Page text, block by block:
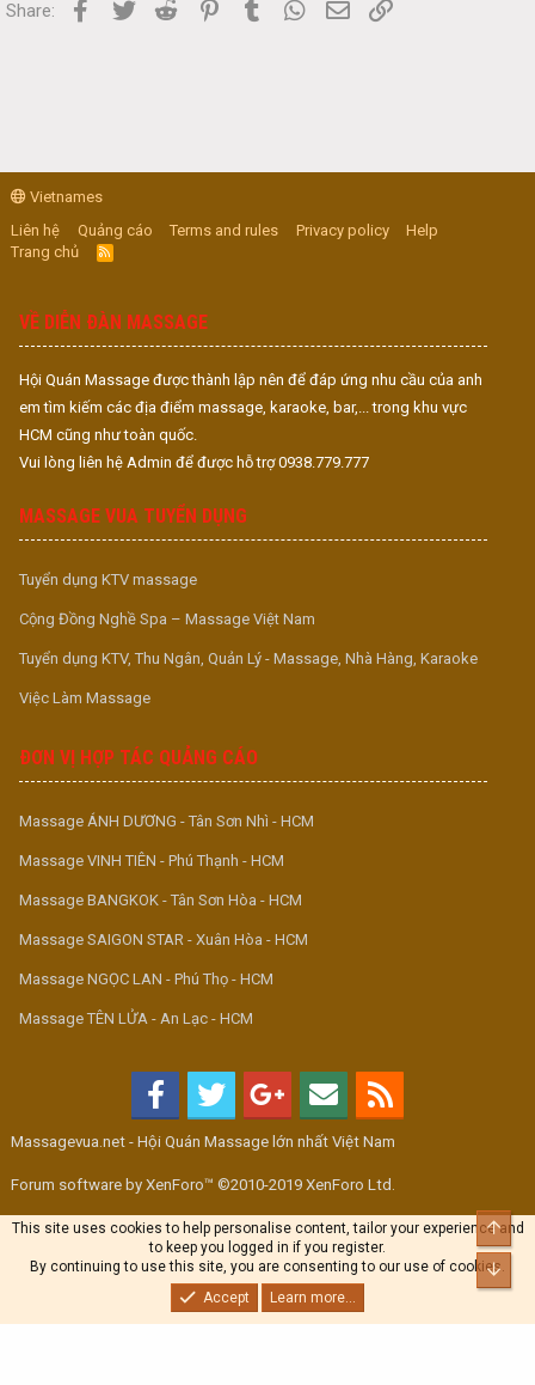
Share: Facebook
Twitter Reddit PinterestTumblr WhatsApp
Email
Vietnames
Liên hệ
Quảng cáo Terms and rules Privacy policy
Help
Trang chủ
R
S
VỀ DIỄN ĐÀN MASSAGE
Hội Quán Massage được thành lập nên để đáp ứng nhu cầu của anh
em tìm kiếm các địa điểm massage, karaoke, bar,... trong khu vực
HCM cũng như toàn quốc.
Vui lòng liên hệ Admin để được hỗ trợ 0938.779.777
MASSAGE VUA TUYỂN DỤNG
Tuyển dụng KTV massage
Cộng Đồng Nghề Spa – Massage Việt Nam
Tuyển dụng KTV, Thu Ngân, Quản Lý - Massage, Nhà Hàng, Karaoke
Việc Làm Massage
ĐƠN VỊ HỢP TÁC QUẢNG CÁO
Massage ÁNH DƯƠNG - Tân Sơn Nhì - HCM
Massage VINH TIÊN - Phú Thạnh - HCM
Massage BANGKOK - Tân Sơn Hòa - HCM
Massage SAIGON STAR - Xuân Hòa - HCM
Massage NGỌC LAN - Phú Thọ - HCM
Massage TÊN LỬA - An Lạc - HCM
Massagevua.net - Hội Quán Massage lớn nhất Việt Nam
Forum software by XenForo™ ©2010-2019 XenForo Ltd.
This site uses cookies to help personalise content, tailor your experience and
to keep you logged in if you register.
By continuing to use this site, you are consenting to our use of cookies.
Accept
Learn more...
Top